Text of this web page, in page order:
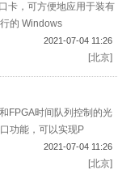
卡，可方便地应用于装有
的 Windows
2021-07-04 11:26
[北京]
FPGA时间队列控制的光
功能，可以实现P
2021-07-04 11:26
[北京]